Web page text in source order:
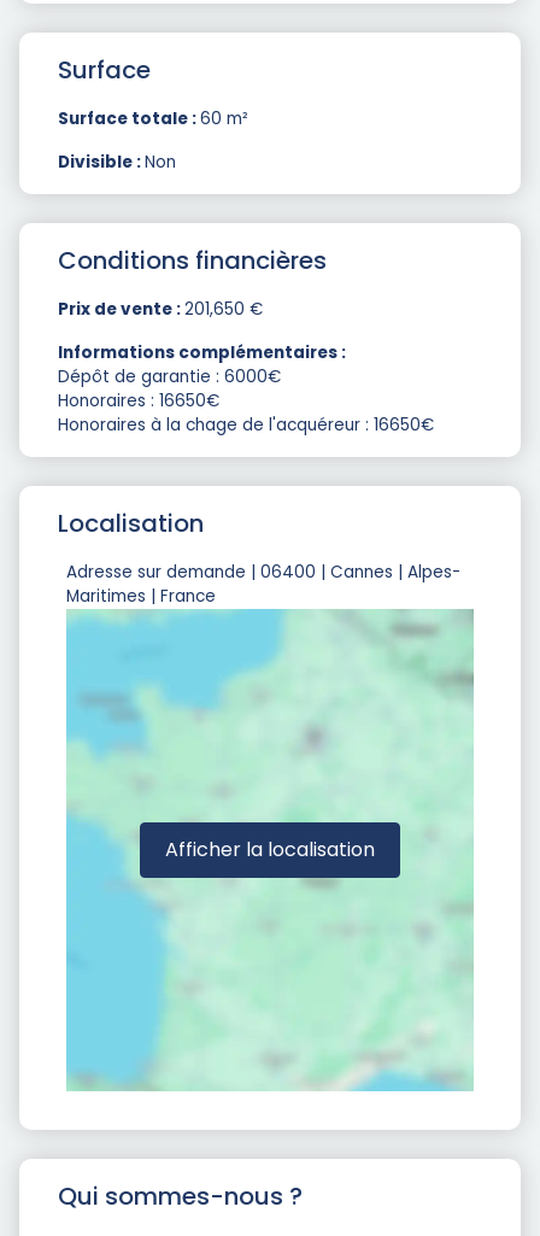
Surface
Surface totale :60 m²
Divisible :Non
Conditions financières
Prix de vente :201,650 €
Informations complémentaires :
Dépôt de garantie : 6000€
Honoraires : 16650€
Honoraires à la chage de l'acquéreur : 16650€
Localisation
Adresse sur demande | 06400 | Cannes | Alpes-
Maritimes | France
Afficher la localisation
Qui sommes-nous ?